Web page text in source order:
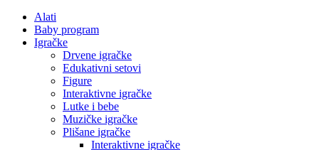
Alati
Baby program
Igračke
Drvene igračke
Edukativni setovi
Figure
Interaktivne igračke
Lutke i bebe
Muzičke igračke
Plišane igračke
Interaktivne igračke